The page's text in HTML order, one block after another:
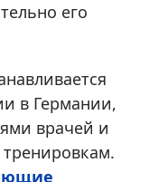
его
в Германии,
врачей и